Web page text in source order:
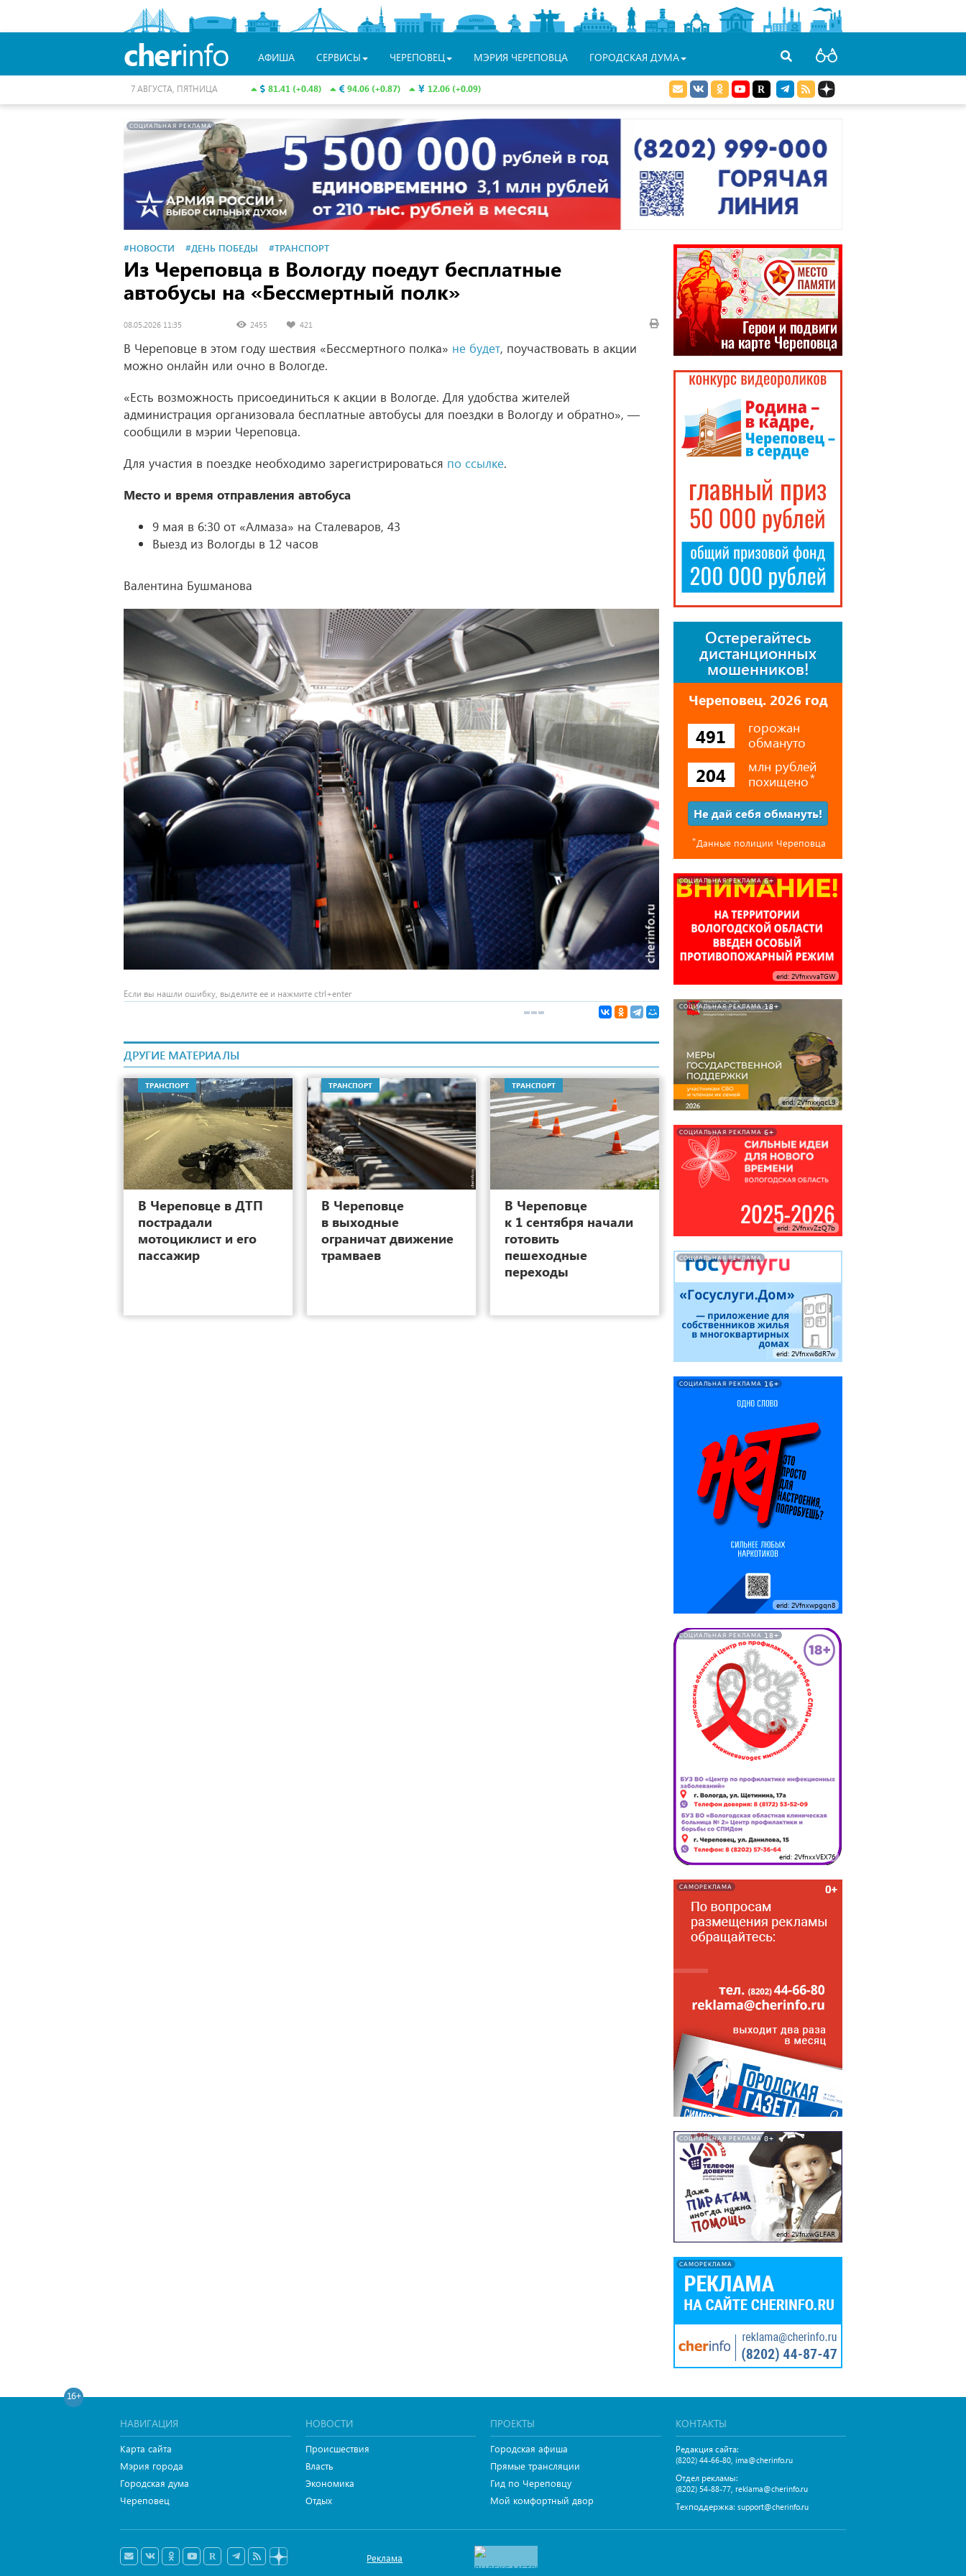
cherinfo АФИША СЕРВИСЫ ЧЕРЕПОВЕЦ МЭРИЯ ЧЕРЕПОВЦА ГОРОДСКАЯ ДУМА
81.41 (+0.48) 94.06 (+0.87) 12.06 (+0.09)
7 АВГУСТА, ПЯТНИЦА
СОЦИАЛЬНАЯ РЕКЛАМА
#НОВОСТИ #ДЕНЬ ПОБЕДЫ #ТРАНСПОРТ
Из Череповца в Вологду поедут бесплатные
автобусы на «Бессмертный полк»
08.05.2026 11:35 2455 421
В Череповце в этом году шествия «Бессмертного полка» не будет, поучаствовать в акции
можно онлайн или очно в Вологде.
«Есть возможность присоединиться к акции в Вологде. Для удобства жителей
администрация организовала бесплатные автобусы для поездки в Вологду и обратно», —
сообщили в мэрии Череповца.
Для участия в поездке необходимо зарегистрироваться по ссылке.
Место и время отправления автобуса
9 мая в 6:30 от «Алмаза» на Сталеваров, 43
Выезд из Вологды в 12 часов
Валентина Бушманова
Если вы нашли ошибку, выделите ее и нажмите ctrl+enter
ДРУГИЕ МАТЕРИАЛЫ
ТРАНСПОРТ
14
В Череповце в ДТП
пострадали
мотоциклист и его
пассажир
ТРАНСПОРТ
В Череповце
в выходные
ограничат движение
трамваев
ТРАНСПОРТ
27
В Череповце
к 1 сентября начали
готовить
пешеходные
переходы
Остерегайтесь
дистанционных
мошенников!
Череповец. 2026 год
491
горожан
обмануто
204
млн рублей
похищено⃰
Не дай себя обмануть!
⃰Данные полиции Череповца
СОЦИАЛЬНАЯ РЕКЛАМА 6+
erid: 2VfnxvvaTGW
СОЦИАЛЬНАЯ РЕКЛАМА 18+
erid: 2VfnxxjqcL9
СОЦИАЛЬНАЯ РЕКЛАМА 6+
erid: 2VfnxvZzQ7b
СОЦИАЛЬНАЯ РЕКЛАМА
erid: 2Vfnxw8dR7w
СОЦИАЛЬНАЯ РЕКЛАМА 16+
erid: 2Vfnxwpgqn8
СОЦИАЛЬНАЯ РЕКЛАМА 18+
erid: 2VfnxxVEX76
САМОРЕКЛАМА
СОЦИАЛЬНАЯ РЕКЛАМА 0+
erid: 2VfnxwGLFAR
САМОРЕКЛАМА
16+
НАВИГАЦИЯ
Карта сайта
Мэрия города
Городская дума
Череповец
НОВОСТИ
Происшествия
Власть
Экономика
Отдых
ПРОЕКТЫ
Городская афиша
Прямые трансляции
Гид по Череповцу
Мой комфортный двор
КОНТАКТЫ
Редакция сайта:
(8202) 44-66-80, ima@cherinfo.ru
Отдел рекламы:
(8202) 54-88-77, reklama@cherinfo.ru
Техподдержка: support@cherinfo.ru
Реклама